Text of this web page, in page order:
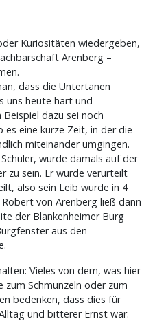
Kuriositäten wiedergeben,
Arenberg –
dass die Untertanen
uns heute hart und
dazu sei noch
es eine kurze Zeit, in der die
miteinander umgingen.
wurde damals auf der
zu sein. Er wurde verurteilt
also sein Leib wurde in 4
von Arenberg ließ dann
der Blankenheimer Burg
aus den
Vieles von dem, was hier
Schmunzeln oder zum
bedenken, dass dies für
und bitterer Ernst war.